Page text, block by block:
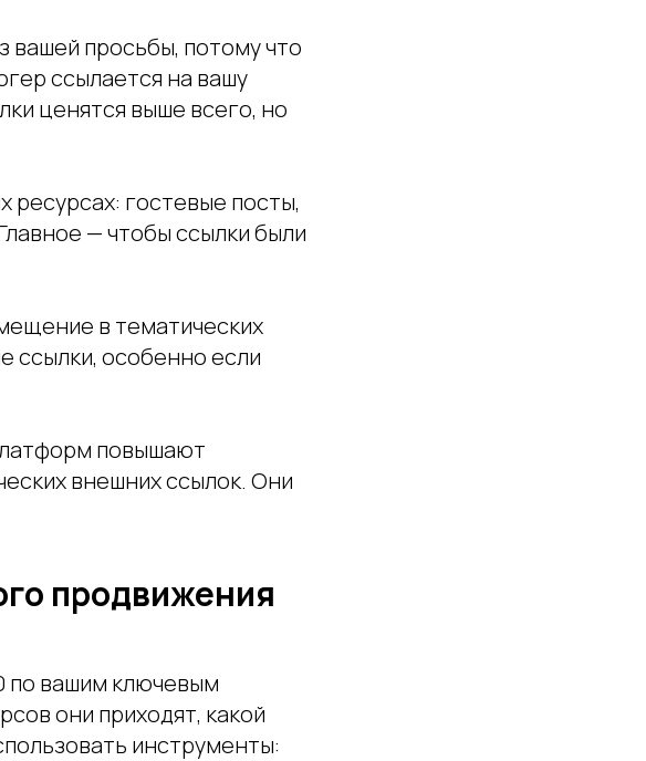
вашей просьбы, потому что
ссылается на вашу
ценятся выше всего, но
гостевые посты,
— чтобы ссылки были
в тематических
ссылки, особенно если
повышают
внешних ссылок. Они
продвижения
по вашим ключевым
они приходят, какой
инструменты: